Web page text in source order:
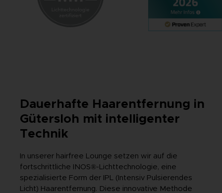
Dauerhafte Haarentfernung in
Gütersloh mit intelligenter
Technik
In unserer hairfree Lounge setzen wir auf die
fortschrittliche INOS®-Lichttechnologie, eine
spezialisierte Form der IPL (Intensiv Pulsierendes
Licht) Haarentfernung. Diese innovative Methode